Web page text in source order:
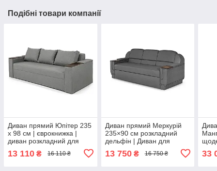
Подібні товари компанії
Диван прямий Юпітер 235
х 98 см | єврокнижка |
диван розкладний для
щоденного сну 3-місний |
рогожка, світло-сірий
13 110 ₴ 16 110 ₴
Диван прямий Меркурій
235×90 см розкладний
дельфін | Диван для
пружинним блоком |
13 750₴ 16 750 ₴ 33